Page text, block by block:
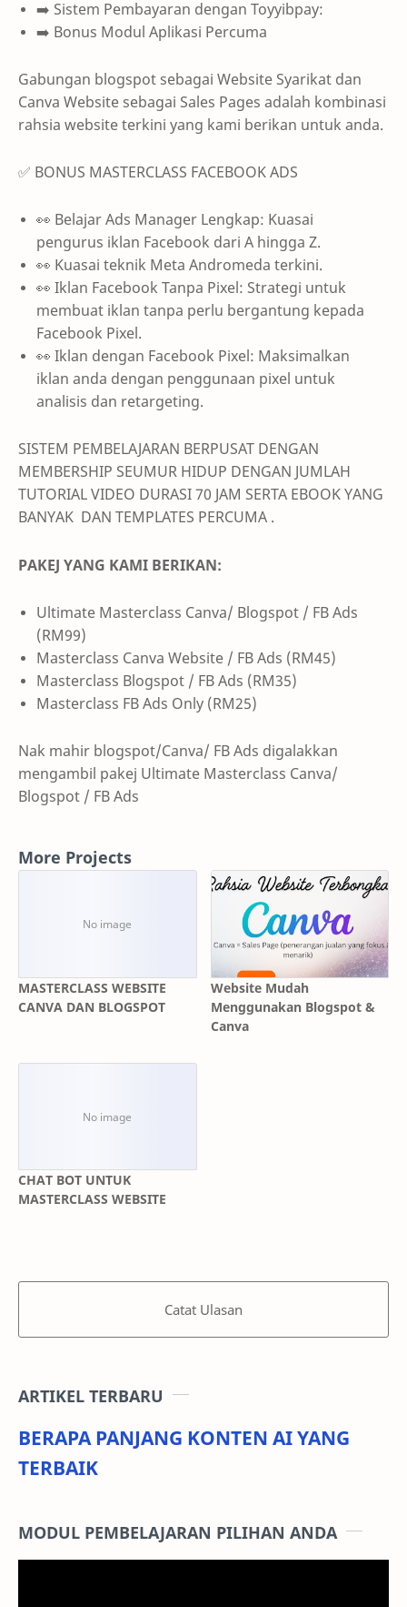
➡️ Sistem Pembayaran dengan Toyyibpay:
➡️ Bonus Modul Aplikasi Percuma
Gabungan blogspot sebagai Website Syarikat dan
Canva Website sebagai Sales Pages adalah kombinasi
rahsia website terkini yang kami berikan untuk anda.
✅ BONUS MASTERCLASS FACEBOOK ADS
👀 Belajar Ads Manager Lengkap: Kuasai
pengurus iklan Facebook dari A hingga Z.
👀 Kuasai teknik Meta Andromeda terkini.
👀 Iklan Facebook Tanpa Pixel: Strategi untuk
membuat iklan tanpa perlu bergantung kepada
Facebook Pixel.
👀 Iklan dengan Facebook Pixel: Maksimalkan
iklan anda dengan penggunaan pixel untuk
analisis dan retargeting.
SISTEM PEMBELAJARAN BERPUSAT DENGAN
MEMBERSHIP SEUMUR HIDUP DENGAN JUMLAH
TUTORIAL VIDEO DURASI 70 JAM SERTA EBOOK YANG
BANYAK DAN TEMPLATES PERCUMA .
PAKEJ YANG KAMI BERIKAN:
Ultimate Masterclass Canva/ Blogspot / FB Ads
(RM99)
Masterclass Canva Website / FB Ads (RM45)
Masterclass Blogspot / FB Ads (RM35)
Masterclass FB Ads Only (RM25)
Nak mahir blogspot/Canva/ FB Ads digalakkan
mengambil pakej Ultimate Masterclass Canva/
Blogspot / FB Ads
More Projects
MASTERCLASS WEBSITE
CANVA DAN BLOGSPOT
Website Mudah
Menggunakan Blogspot &
Canva
CHAT BOT UNTUK
MASTERCLASS WEBSITE
Catat Ulasan
ARTIKEL TERBARU
BERAPA PANJANG KONTEN AI YANG
TERBAIK
MODUL PEMBELAJARAN PILIHAN ANDA